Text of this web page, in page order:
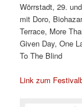
Wörrstadt, 29.
mit Doro,
Terrace, More
Given Day, One
To The Blind
Link zum